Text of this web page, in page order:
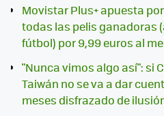
Movistar Plus+ apuesta
todas las pelis ganadoras
fútbol) por 9,99 euros al
"Nunca vimos algo así": si
Taiwán no se va a dar
meses disfrazado de